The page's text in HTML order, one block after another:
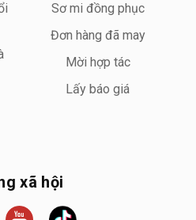
Sơ mi đồng phục
Đơn hàng đã may
Mời hợp tác
Lấy báo giá
xã hội